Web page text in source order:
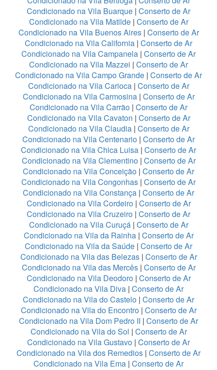
Condicionado na Vila Buarque | Conserto de Ar
Condicionado na Vila Matilde| Conserto de Ar
Condicionado na Vila Buenos Aires| Conserto de Ar
Condicionado na Vila California | Conserto de Ar
Condicionado na Vila Campanela | Conserto de Ar
Condicionado na Vila Mazzei | Conserto de Ar
Condicionado na Vila Campo Grande | Conserto de Ar
Condicionado na Vila Carioca| Conserto de Ar
Condicionado na Vila Carmosina| Conserto de Ar
Condicionado na Vila Carrão | Conserto de Ar
Condicionado na Vila Cavaton | Conserto de Ar
Condicionado na Vila Claudia| Conserto de Ar
Condicionado na Vila Centenario | Conserto de Ar
Condicionado na Vila Chica Luisa | Conserto de Ar
Condicionado na Vila Clementino| Conserto de Ar
Condicionado na Vila Conceição | Conserto de Ar
Condicionado na Vila Congonhas | Conserto de Ar
Condicionado na Vila Constança | Conserto de Ar
Condicionado na Vila Cordeiro| Conserto de Ar
Condicionado na Vila Cruzeiro | Conserto de Ar
Condicionado na Vila Curuçá | Conserto de Ar
Condicionado na Vila da Rainha | Conserto de Ar
Condicionado na Vila da Saúde | Conserto de Ar
Condicionado na Vila das Belezas| Conserto de Ar
Condicionado na Vila das Mercês| Conserto de Ar
Condicionado na Vila Deodoro| Conserto de Ar
Condicionado na Vila Diva | Conserto de Ar
Condicionado na Vila do Castelo | Conserto de Ar
Condicionado na Vila do Encontro| Conserto de Ar
Condicionado na Vila Dom Pedro II | Conserto de Ar
Condicionado na Vila do Sol | Conserto de Ar
Condicionado na Vila Gustavo | Conserto de Ar
Condicionado na Vila dos Remedios | Conserto de Ar
Condicionado na Vila Ema | Conserto de Ar